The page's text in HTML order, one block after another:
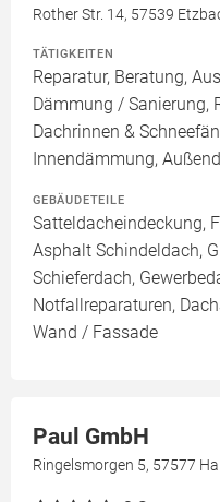
Rother Str. 14, 57539
TÄTIGKEITEN
Reparatur, Beratung,
Dämmung / Sanierung,
Dachrinnen &
Innendämmung,
GEBÄUDETEILE
Satteldacheindeckung,
Asphalt Schindeldach,
Schieferdach,
Notfallreparaturen,
Wand / Fassade
Paul GmbH
Ringelsmorgen 5, 57577